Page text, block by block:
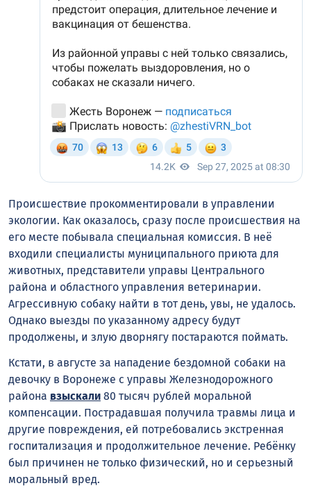
Происшествие прокомментировали в управлении
экологии. Как оказалось, сразу после происшествия на
его месте побывала специальная комиссия. В неё
входили специалисты муниципального приюта для
животных, представители управы Центрального
района и областного управления ветеринарии.
Агрессивную собаку найти в тот день, увы, не удалось.
Однако выезды по указанному адресу будут
продолжены, и злую дворнягу постараются поймать.
Кстати, в августе за нападение бездомной собаки на
девочку в Воронеже с управы Железнодорожного
района взыскали 80 тысяч рублей моральной
компенсации. Пострадавшая получила травмы лица и
другие повреждения, ей потребовались экстренная
госпитализация и продолжительное лечение. Ребёнку
был причинен не только физический, но и серьезный
моральный вред.